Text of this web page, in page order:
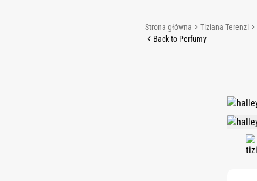
Strona główna Tiziana Terenzi
Back to Perfumy